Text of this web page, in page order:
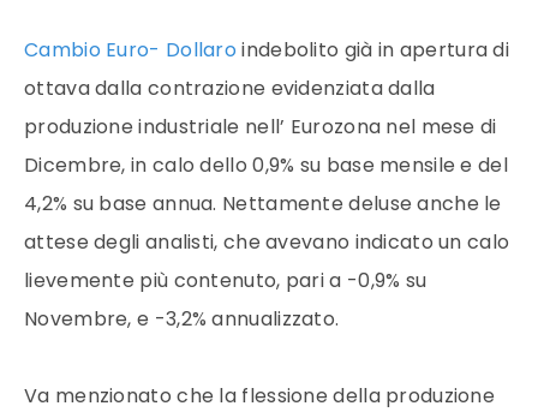
Cambio Euro- Dollaro indebolito già in apertura di
ottava dalla contrazione evidenziata dalla
produzione industriale nell’ Eurozona nel mese di
Dicembre, in calo dello 0,9% su base mensile e del
4,2% su base annua. Nettamente deluse anche le
attese degli analisti, che avevano indicato un calo
lievemente più contenuto, pari a -0,9% su
Novembre, e -3,2% annualizzato.
Va menzionato che la flessione della produzione